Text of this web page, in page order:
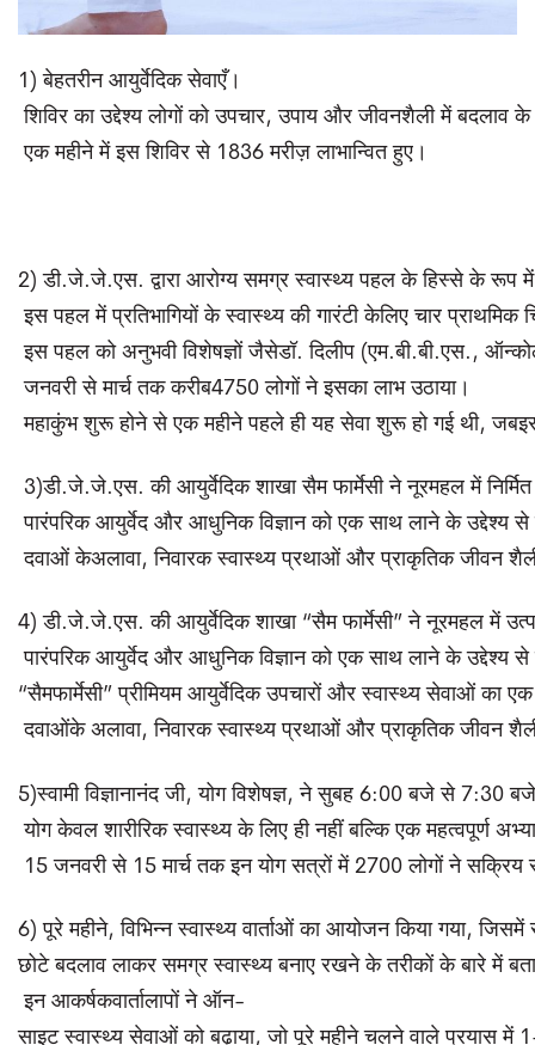
1) बेहतरीन आयुर्वेदिक सेवाएँ।
शिविर का उद्देश्य लोगों को उपचार, उपाय और जीवनशैली में बदलाव
एक महीने में इस शिविर से 1836 मरीज़ लाभान्वित हुए।
2) डी.जे.जे.एस. द्वारा आरोग्य समग्र स्वास्थ्य पहल के हिस्से के रूप
इस पहल में प्रतिभागियों के स्वास्थ्य की गारंटी केलिए चार
इस पहल को अनुभवी विशेषज्ञों जैसेडॉ. दिलीप (एम.बी.बी.एस.,
जनवरी से मार्च तक करीब4750 लोगों ने इसका लाभ उठाया।
महाकुंभ शुरू होने से एक महीने पहले ही यह सेवा शुरू हो गई थी,
3)डी.जे.जे.एस. की आयुर्वेदिक शाखा सैम फार्मेसी ने नूरमहल में
पारंपरिक आयुर्वेद और आधुनिक विज्ञान को एक साथ लाने के उद्देश्य से
दवाओं केअलावा, निवारक स्वास्थ्य प्रथाओं और प्राकृतिक जीवन
4) डी.जे.जे.एस. की आयुर्वेदिक शाखा “सैम फार्मेसी” ने नूरमहल में
पारंपरिक आयुर्वेद और आधुनिक विज्ञान को एक साथ लाने के उद्देश्य से
“सैमफार्मेसी” प्रीमियम आयुर्वेदिक उपचारों और स्वास्थ्य सेवाओं का
दवाओंके अलावा, निवारक स्वास्थ्य प्रथाओं और प्राकृतिक जीवन
5)स्वामी विज्ञानानंद जी, योग विशेषज्ञ, ने सुबह 6:00 बजे से 7:30
योग केवल शारीरिक स्वास्थ्य के लिए ही नहीं बल्कि एक महत्वपूर्ण
15 जनवरी से 15 मार्च तक इन योग सत्रों में 2700 लोगों ने सक्रिय
6) पूरे महीने, विभिन्न स्वास्थ्य वार्ताओं का आयोजन किया गया, जिसमें
छोटे बदलाव लाकर समग्र स्वास्थ्य बनाए रखने के तरीकों के बारे में
इन आकर्षकवार्तालापों ने ऑन-
साइट स्वास्थ्य सेवाओं को बढ़ाया, जो पूरे महीने चलने वाले प्रयास में